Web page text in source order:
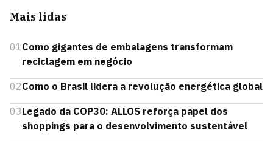
Mais lidas
01Como gigantes de embalagens transformam
reciclagem em negócio
02Como o Brasil lidera a revolução energética global
03Legado da COP30: ALLOS reforça papel dos
shoppings para o desenvolvimento sustentável